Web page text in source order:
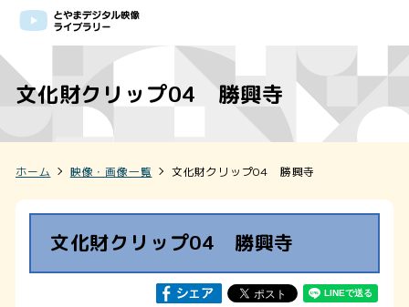
文化財クリップ04 勝興寺
ホーム 映像・画像一覧 文化財クリップ04 勝興寺
文化財クリップ04 勝興寺